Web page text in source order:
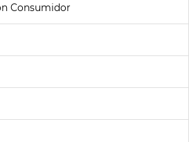
Consumidor